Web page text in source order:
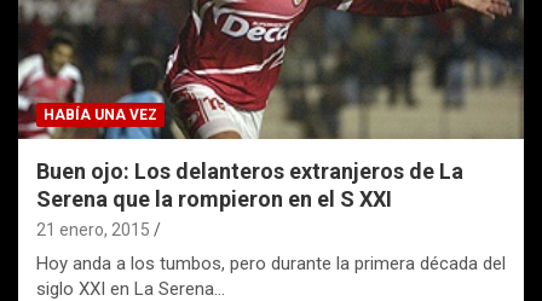
HABÍA UNA VEZ
Buen ojo: Los delanteros extranjeros de La
Serena que la rompieron en el S XXI
21 enero, 2015
Hoy anda a los tumbos, pero durante la primera década del
siglo XXI en La Serena…